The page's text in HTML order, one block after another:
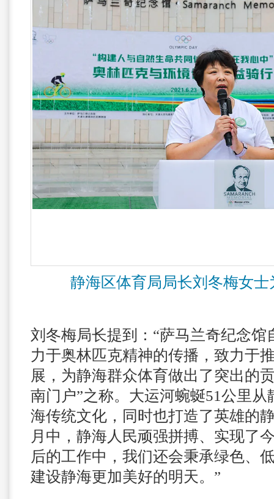
静海区体育局局长刘冬梅女
刘冬梅局长提到：“萨马兰奇纪念馆
力于奥林匹克精神的传播，致力于
展，为静海群众体育做出了突出的
南门户”之称。大运河蜿蜒51公里
海传统文化，同时也打造了英雄的
月中，静海人民顽强拼搏、实现了
后的工作中，我们还会秉承绿色、
建设静海更加美好的明天。”